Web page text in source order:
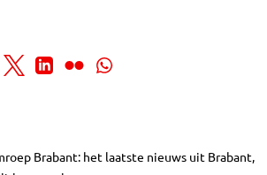
Brabant: het laatste nieuws uit Brabant,